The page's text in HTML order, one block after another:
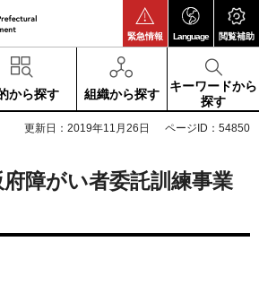
緊急情報 Language 閲覧補助
から探す 組織から探す
キーワードから
探す
更新日：2019年11月26日 ページID：54850
障がい者委託訓練事業